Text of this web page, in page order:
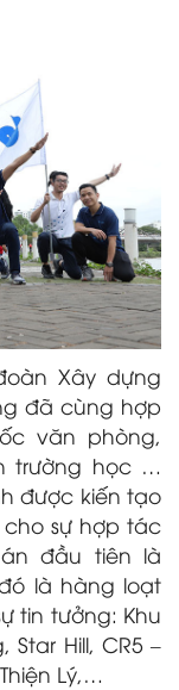
Xây dựng
đã cùng hợp
văn phòng,
trường học …
được kiến tạo
sự hợp tác
đầu tiên là
đó là hàng loạt
tin tưởng: Khu
Hill, CR5 –
Lý,…